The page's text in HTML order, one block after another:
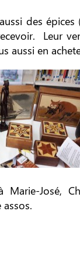
des
Leur
aussi en
Marie-José,